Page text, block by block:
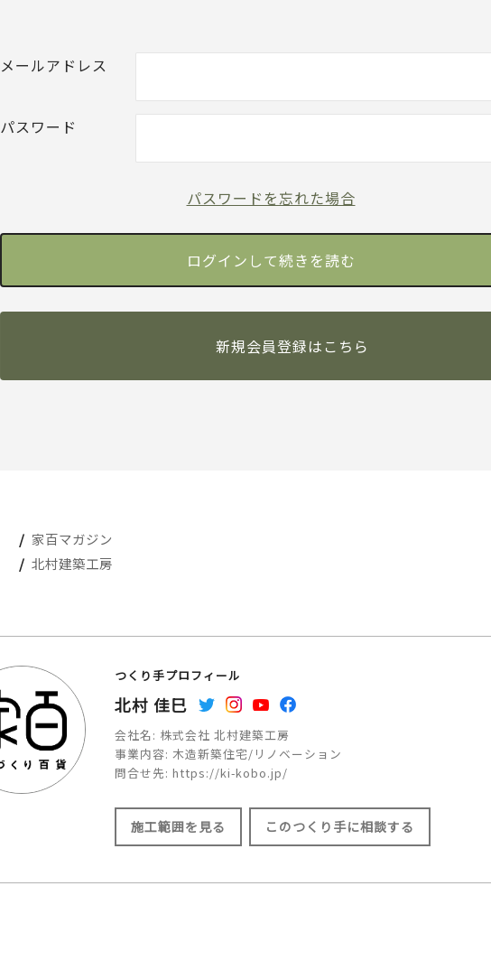
メールアドレス
パスワード
パスワードを忘れた場合
新規会員登録はこちら
家百マガジン
北村建築工房
つくり手プロフィール
北村 佳巳
会社名: 株式会社 北村建築工房
事業内容: 木造新築住宅/リノベーション
問合せ先: https://ki-kobo.jp/
施工範囲を見る このつくり手に相談する